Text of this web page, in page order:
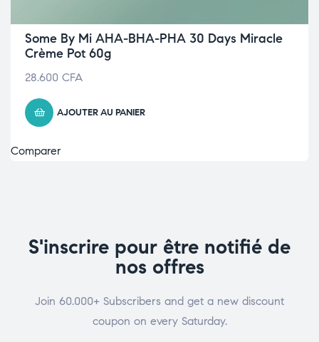
Some By Mi AHA-BHA-PHA 30 Days Miracle
Crème Pot 60g
28.600 CFA
AJOUTER AU PANIER
Comparer
S'inscrire pour être notifié de
nos offres
Join 60.000+ Subscribers and get a new discount
coupon on every Saturday.